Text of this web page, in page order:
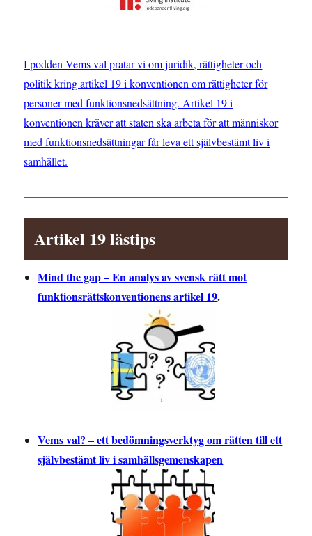
I podden Vems val pratar vi om juridik, rättigheter och
politik kring artikel 19 i konventionen om rättigheter för
personer med funktionsnedsättning. Artikel 19 i
konventionen kräver att staten ska arbeta för att människor
med funktionsnedsättningar får leva ett självbestämt liv i
samhället.
Artikel 19 lästips
Mind the gap – En analys av svensk rätt mot
funktionsrättskonventionens artikel 19.
Vems val? – ett bedömningsverktyg om rätten till ett
självbestämt liv i samhällsgemenskapen